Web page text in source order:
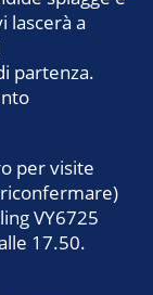
lascerà a
partenza.
per visite
VY6725
17.50.